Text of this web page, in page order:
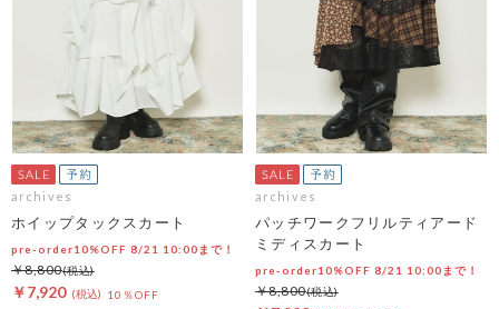
archives
ホイップタックスカート
pre-order10%OFF 8/21 10:00まで！
￥7,920 10％OFF
￥8,800
archives
パッチワークフリルティアード
ミディスカート
pre-order10%OFF 8/21 10:00まで！
￥8,800